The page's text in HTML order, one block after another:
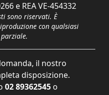
e REA VE-454332
sono riservati. È
con qualsiasi
il nostro
disposizione.
02 89362545 o